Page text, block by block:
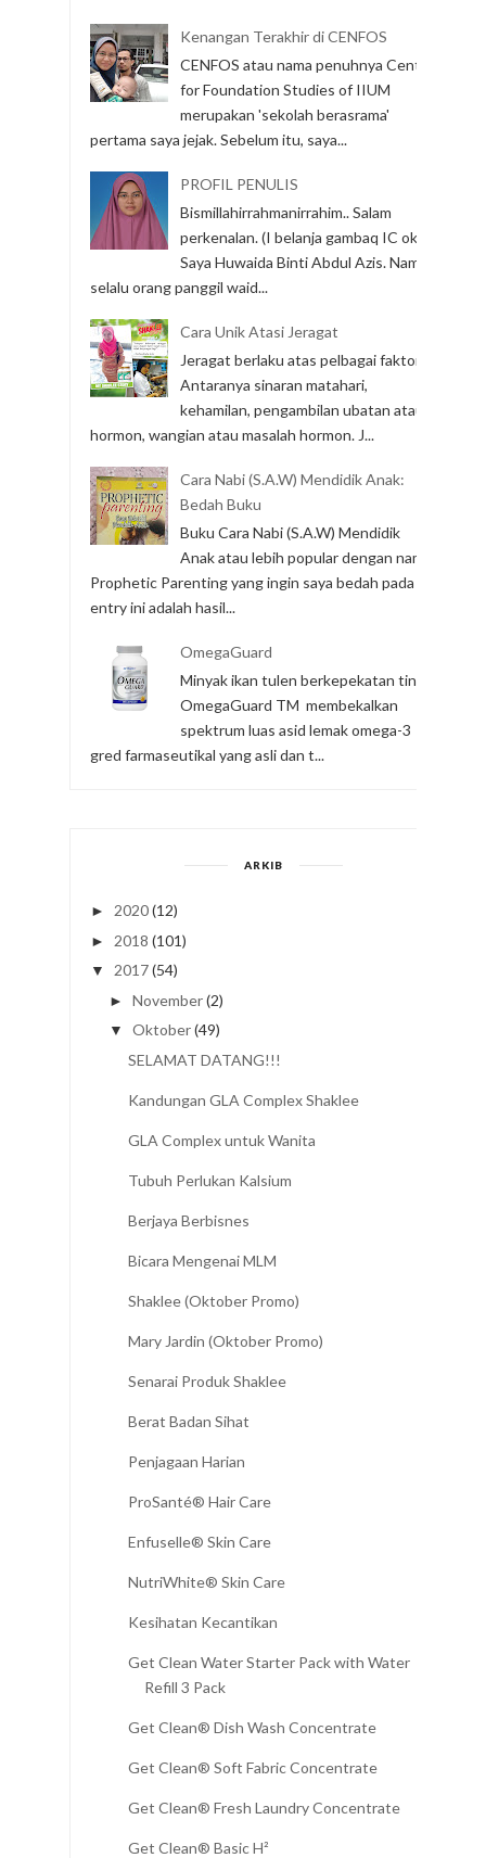
Kenangan Terakhir di CENFOS
CENFOS atau nama penuhnya Center
for Foundation Studies of IIUM
merupakan 'sekolah berasrama'
pertama saya jejak. Sebelum itu, saya...
PROFIL PENULIS
Bismillahirrahmanirrahim.. Salam
perkenalan. (I belanja gambaq IC ok)
Saya Huwaida Binti Abdul Azis. Nama
selalu orang panggil waid...
Cara Unik Atasi Jeragat
Jeragat berlaku atas pelbagai faktor.
Antaranya sinaran matahari,
kehamilan, pengambilan ubatan atau
hormon, wangian atau masalah hormon. J...
Cara Nabi (S.A.W) Mendidik Anak:
Bedah Buku
Buku Cara Nabi (S.A.W) Mendidik
Anak atau lebih popular dengan nama
Prophetic Parenting yang ingin saya bedah pada
entry ini adalah hasil...
OmegaGuard
Minyak ikan tulen berkepekatan tinggi
OmegaGuard TM membekalkan
spektrum luas asid lemak omega-3
gred farmaseutikal yang asli dan t...
ARKIB
► 2020(12)
► 2018 (101)
▼ 2017(54)
► November(2)
▼ Oktober(49)
SELAMAT DATANG!!!
Kandungan GLA Complex Shaklee
GLA Complex untuk Wanita
Tubuh Perlukan Kalsium
Berjaya Berbisnes
Bicara Mengenai MLM
Shaklee (Oktober Promo)
Mary Jardin (Oktober Promo)
Senarai Produk Shaklee
Berat Badan Sihat
Penjagaan Harian
ProSanté® Hair Care
Enfuselle® Skin Care
NutriWhite® Skin Care
Kesihatan Kecantikan
Get Clean Water Starter Pack with Water
Refill 3 Pack
Get Clean® Dish Wash Concentrate
Get Clean® Soft Fabric Concentrate
Get Clean® Fresh Laundry Concentrate
Get Clean® Basic H²